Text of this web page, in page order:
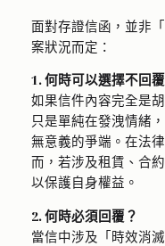
面對存證信函，並非
案狀況而定：
1. 何時可以選擇不回
如果信件內容完全是
只是單純在發洩情緒
無意義的爭端。在法
而，若涉及租賃、合
以保護自身權益。
2. 何時必須回覆？
當信中涉及「時效消